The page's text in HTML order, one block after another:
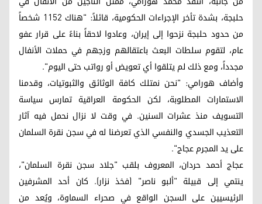
حلبجة، بشدة تأخر الإجراءات الحكومية، قائلاً: "هناك 1152 شخصاً
من حدود حلبجة نزحوا إلى إيران، وعادوا لاحقاً بناءً على قرار عفو
عام، لتقوم سلطات البعث باعتقالهم وزجهم في حملات الأنفال
مجدداً، ومع ذلك لم يتلقوا أي تعويض أو رواتب حتى اليوم".
وأضاف هورامي: "نحن نمتلك كافة الوثائق والثبوتيات، وقدمنا
الاستمارات المطلوبة، لكن الحكومة العراقية تمارس سياسة
التسويف منذ عشرات السنين. في وقت لا نزال نحمل فيه آثار
التعذيب الجسدي والنفسي الذي تعرضنا له في سجن نقرة السلمان
على يد المجرم عجاج".
عجاج أحمد حردان، المعروف بلقب "جلاد سجن نقرة السلمان"،
ينتمي إلى قبيلة "ألبو ناصر" (فخذ نزار). كان أحد المشرفين
الرئيسيين على السجن الواقع في صحراء السماوة، ويُعد من